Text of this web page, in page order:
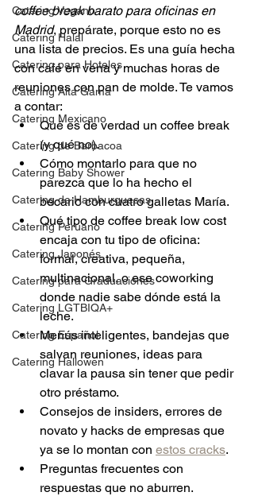
Catering Vegano
Catering Halal
Catering para Hoteles
Catering Alta Gama
Catering Mexicano
Catering de Barbacoa
Catering Baby Shower
Catering de Hamburguesas
Catering Peruano
Catering Japonés
Catering para Graduaciones
Catering LGTBIQA+
Catering Español
Catering Hallowen
coffee break barato para oficinas en
Madrid, prepárate, porque esto no es
una lista de precios. Es una guía hecha
con café en vena y muchas horas de
reuniones con pan de molde. Te vamos
a contar:
Qué es de verdad un coffee break
(y qué no).
Cómo montarlo para que no
parezca que lo ha hecho el
becario con cuatro galletas María.
Qué tipo de coffee break low cost
encaja con tu tipo de oficina:
formal, creativa, pequeña,
multinacional, o ese coworking
donde nadie sabe dónde está la
leche.
Menús inteligentes, bandejas que
salvan reuniones, ideas para
clavar la pausa sin tener que pedir
otro préstamo.
Consejos de insiders, errores de
novato y hacks de empresas que
ya se lo montan con estos cracks.
Preguntas frecuentes con
respuestas que no aburren.